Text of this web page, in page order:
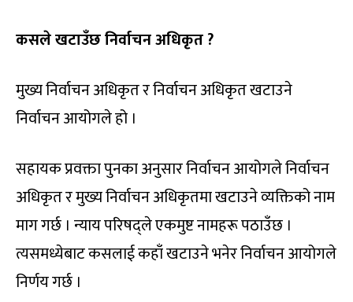
कसले खटाउँछ निर्वाचन अधिकृत ?
मुख्य निर्वाचन अधिकृत र निर्वाचन अधिकृत खटाउने
निर्वाचन आयोगले हो ।
सहायक प्रवक्ता पुनका अनुसार निर्वाचन आयोगले निर्वाचन
अधिकृत र मुख्य निर्वाचन अधिकृतमा खटाउने व्यक्तिको नाम
माग गर्छ । न्याय परिषद्ले एकमुष्ट नामहरू पठाउँछ ।
त्यसमध्येबाट कसलाई कहाँ खटाउने भनेर निर्वाचन आयोगले
निर्णय गर्छ ।